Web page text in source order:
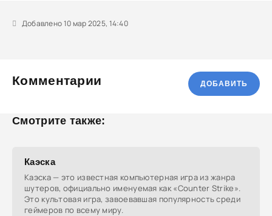
Добавлено 10 мар 2025, 14:40
Комментарии ДОБАВИТЬ
Смотрите также:
Каэска
Каэска — это известная компьютерная игра из жанра
шутеров, официально именуемая как «Counter Strike».
Это культовая игра, завоевавшая популярность среди
геймеров по всему миру.